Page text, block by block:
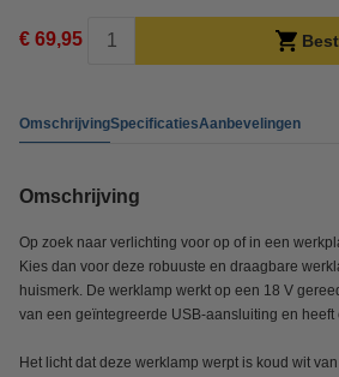
€ 69,95
OmschrijvingSpecificatiesAanbevelingen
Omschrijving
Op zoek naar verlichting voor op of in een
Kies dan voor deze robuuste en draagbare
huismerk. De werklamp werkt op een 18 V
van een geïntegreerde USB-aansluiting en
Het licht dat deze werklamp werpt is koud wit